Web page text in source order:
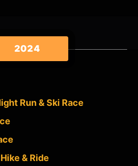
2024
Run & Ski Race
& Ride